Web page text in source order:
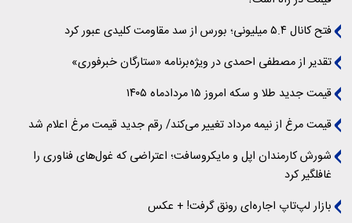
فتح کانال ۵.۴ میلیونی؛ بورس از سد مقاومت کلیدی عبور کرد
تقدیر از مصطفی احمدی در ویژه‌برنامه «ستارگان خبرفوری»
قیمت جدید طلا و سکه امروز ۱۵ مردادماه ۱۴۰۵
قیمت مرغ از نیمه مرداد تغییر می‌کند/ رقم جدید قیمت مرغ اعلام شد
شورش کارمندان اپل و مایکروسافت؛ اعتراضی که غول‌های فناوری را
غافلگیر کرد
بازار لپ‌تاپ اجاره‌ای رونق گرفت! + عکس